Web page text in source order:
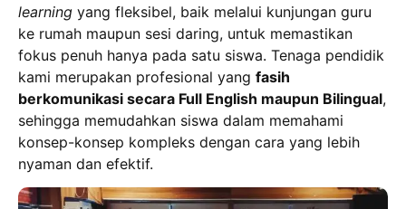
learning yang fleksibel, baik melalui kunjungan guru
ke rumah maupun sesi daring, untuk memastikan
fokus penuh hanya pada satu siswa. Tenaga pendidik
kami merupakan profesional yang fasih
berkomunikasi secara Full English maupun Bilingual,
sehingga memudahkan siswa dalam memahami
konsep-konsep kompleks dengan cara yang lebih
nyaman dan efektif.